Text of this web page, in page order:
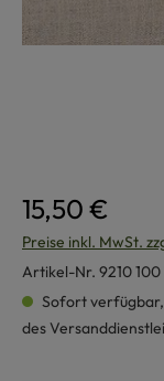
15,50 €
Preise inkl. MwSt.
Artikel-Nr. 9210
Sofort
des